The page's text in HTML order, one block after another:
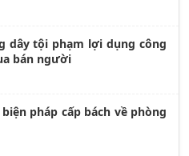
dây tội phạm lợi dụng công
bán người
pháp cấp bách về phòng